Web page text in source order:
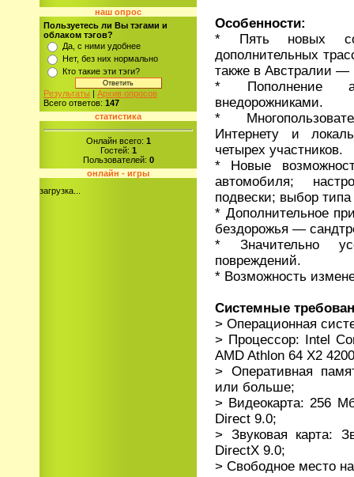
наш опрос
Пользуетесь ли Вы тэгами и
облаком тэгов?
Да, с ними удобнее
Нет, без них нормально
Кто такие эти тэги?
Результаты | Архив опросов
Всего ответов: 147
статистика
Онлайн всего: 1
Гостей: 1
Пользователей: 0
онлайн - игры
загрузка...
Особенности:
* Пять новых
дополнительных
также в Австралии —
* Пополнение
внедорожниками.
*
Интернету и
четырех участников.
* Новые
автомобиля;
подвески; выбор
* Дополнительное
бездорожья —
* Значительно
повреждений.
* Возможность
Системные
> Операционная
> Процессор: Intel
AMD Athlon 64 X2
> Оперативная
или больше;
> Видеокарта: 256
Direct 9.0;
> Звуковая карта:
DirectX 9.0;
> Свободное место